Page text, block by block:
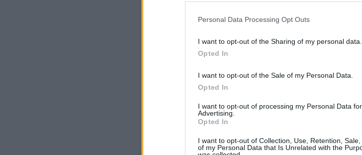
Personal Data Processing Opt Outs
I want to opt-out of the Sharing of my personal data.
Opted In
I want to opt-out of the Sale of my Personal Data.
Opted In
I want to opt-out of processing my Personal Data
Advertising.
Opted In
I want to opt-out of Collection, Use, Retention,
of my Personal Data that Is Unrelated with the